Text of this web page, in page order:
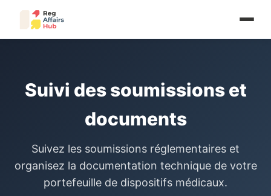
Suivi des soumissions et
documents
Suivez les soumissions réglementaires et
organisez la documentation technique de votre
portefeuille de dispositifs médicaux.